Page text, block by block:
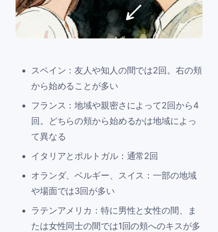
スペイン：友人や知人の間では2回。右の頬
から始めることが多い
フランス：地域や親密さによって2回から4
回。どちらの頬から始めるかは地域によっ
て異なる
イタリアとポルトガル：通常2回
オランダ、ベルギー、スイス：一部の地域
や場面では3回が多い
ラテンアメリカ：特に男性と女性の間、ま
たは女性同士の間では1回の頬へのキスが多